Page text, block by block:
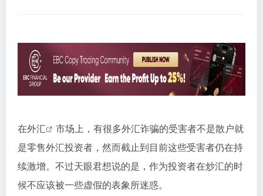
在外汇
市场上，有很多外汇诈骗的受害者不是散户就
是零售外汇投资者，然而截止到目前这些受害者仍在持
续激增。不过天眼君想说的是，作为投资者在炒汇的时
候不应该被一些虚假的表象所迷惑。